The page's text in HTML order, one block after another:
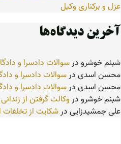
عزل و برکناری وکیل
آخرین دیدگاه‌ها
شبنم خوشرودرسوالات دادسرا و
محسن اسدیدرسوالات دادسرا و
محسن اسدیدرسوالات دادسرا و
شبنم خوشرودروکالت گرفتن از زندانی
علی جمشیدزاییدرشکایت از